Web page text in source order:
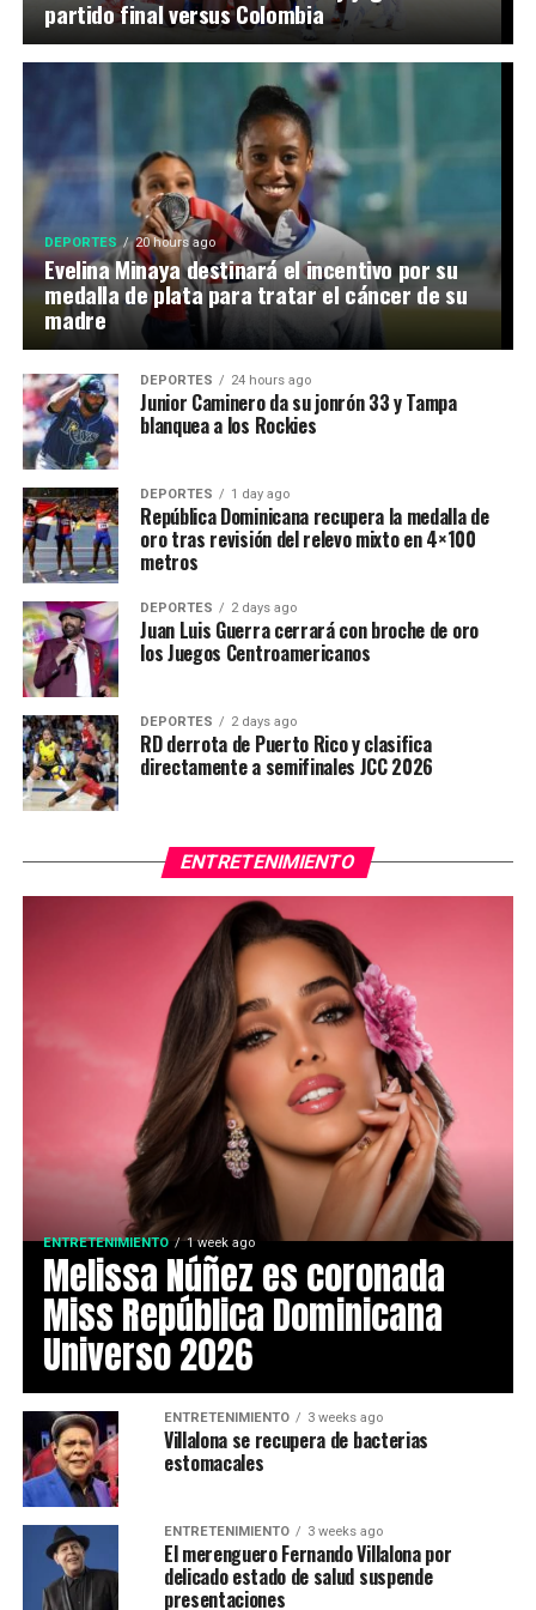
partido final versus Colombia
DEPORTES 20 hours ago
Evelina Minaya destinará el incentivo por su
medalla de plata para tratar el cáncer de su
madre
DEPORTES 24 hours ago
Junior Caminero da su jonrón 33 y Tampa
blanquea a los Rockies
DEPORTES 1 day ago
República Dominicana recupera la medalla de
oro tras revisión del relevo mixto en 4×100
metros
DEPORTES 2 days ago
Juan Luis Guerra cerrará con broche de oro
los Juegos Centroamericanos
DEPORTES 2 days ago
RD derrota de Puerto Rico y clasifica
directamente a semifinales JCC 2026
ENTRETENIMIENTO
ENTRETENIMIENTO 1 week ago
Melissa Núñez es coronada
Miss República Dominicana
Universo 2026
ENTRETENIMIENTO 3 weeks ago
Villalona se recupera de bacterias
estomacales
ENTRETENIMIENTO 3 weeks ago
El merenguero Fernando Villalona por
delicado estado de salud suspende
presentaciones